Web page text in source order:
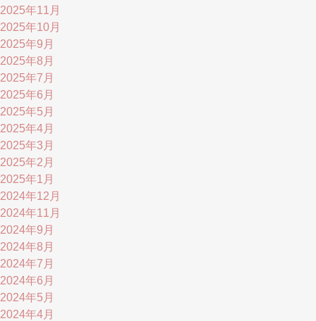
2025年11月
2025年10月
2025年9月
2025年8月
2025年7月
2025年6月
2025年5月
2025年4月
2025年3月
2025年2月
2025年1月
2024年12月
2024年11月
2024年9月
2024年8月
2024年7月
2024年6月
2024年5月
2024年4月